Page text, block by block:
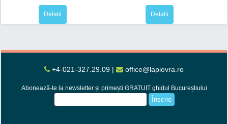
Detalii Detalii
+4-021-327.29.09 | office@lapiovra.ro
Abonează-te la newsletter și primești GRATUIT ghidul Bucureștiului
Înscrie